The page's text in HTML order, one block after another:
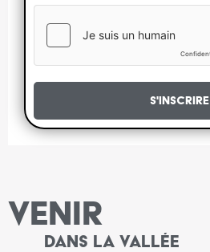
S'inscrire
VENIR
DANS LA VALLÉE